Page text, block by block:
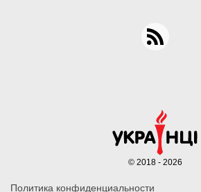
Политика конфиденциальности
© 2018 - 2026